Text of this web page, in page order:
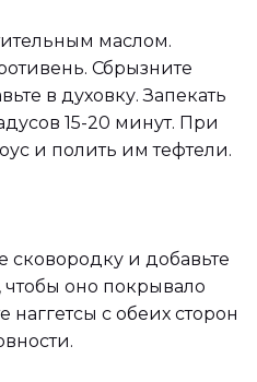
маслом.
Сбрызните
в духовку. Запекать
15-20 минут. При
и полить им тефтели.
сковородку и добавьте
чтобы оно покрывало
наггетсы с обеих сторон